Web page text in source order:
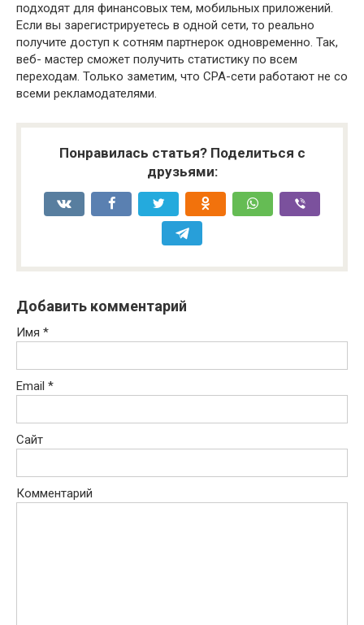
подходят для финансовых тем, мобильных приложений.
Если вы зарегистрируетесь в одной сети, то реально
получите доступ к сотням партнерок одновременно. Так,
веб- мастер сможет получить статистику по всем
переходам. Только заметим, что СРА-сети работают не со
всеми рекламодателями.
Понравилась статья? Поделиться с
друзьями:
Добавить комментарий
Имя *
Email *
Сайт
Комментарий